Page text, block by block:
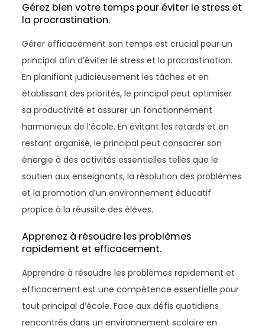
Gérez bien votre temps pour éviter le stress et
la procrastination.
Gérer efficacement son temps est crucial pour un
principal afin d’éviter le stress et la procrastination.
En planifiant judicieusement les tâches et en
établissant des priorités, le principal peut optimiser
sa productivité et assurer un fonctionnement
harmonieux de l’école. En évitant les retards et en
restant organisé, le principal peut consacrer son
énergie à des activités essentielles telles que le
soutien aux enseignants, la résolution des problèmes
et la promotion d’un environnement éducatif
propice à la réussite des élèves.
Apprenez à résoudre les problèmes
rapidement et efficacement.
Apprendre à résoudre les problèmes rapidement et
efficacement est une compétence essentielle pour
tout principal d’école. Face aux défis quotidiens
rencontrés dans un environnement scolaire en